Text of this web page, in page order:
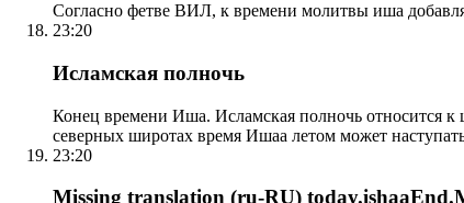
Согласно фетве ВИЛ, к времени молитвы иша
23:20
Исламская полночь
Конец времени Иша. Исламская полночь относится к
северных широтах время Ишаа летом может
23:20
Missing translation (ru-RU)